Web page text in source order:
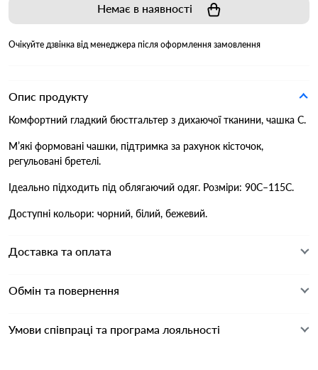
Немає в наявності
Очікуйте дзвінка від менеджера після оформлення замовлення
Опис продукту
Комфортний гладкий бюстгальтер з дихаючої тканини, чашка C.
М’які формовані чашки, підтримка за рахунок кісточок,
регульовані бретелі.
Ідеально підходить під облягаючий одяг. Розміри: 90C–115C.
Доступні кольори: чорний, білий, бежевий.
Доставка та оплата
Обмін та повернення
Умови співпраці та програма лояльності